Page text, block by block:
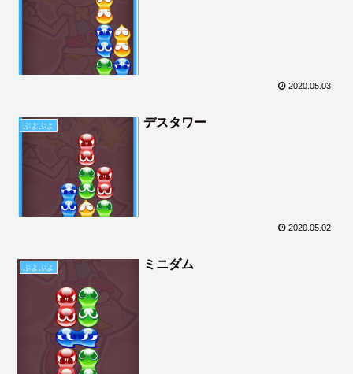
2020.05.03
ぷよぷよ デスタワー
2020.05.02
ぷよぷよ ミニダム